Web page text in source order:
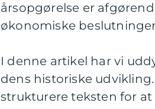
årsopgørelse er
økonomiske
I denne artikel har vi
dens historiske
strukturere teksten for